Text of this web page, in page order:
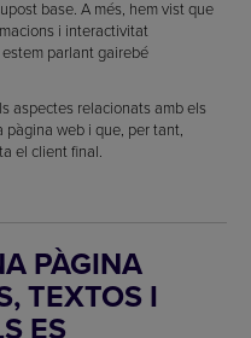
base. A més, hem vist que
i interactivitat
parlant gairebé
aspectes relacionats amb els
web i que, per tant,
el client final.
PÀGINA
TEXTOS I
ES